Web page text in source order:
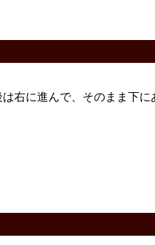
右に進んで、そのまま下に